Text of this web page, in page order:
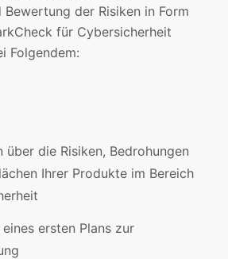
Bewertung der Risiken in Form
für Cybersicherheit
Folgendem:
über die Risiken, Bedrohungen
Ihrer Produkte im Bereich
ersten Plans zur